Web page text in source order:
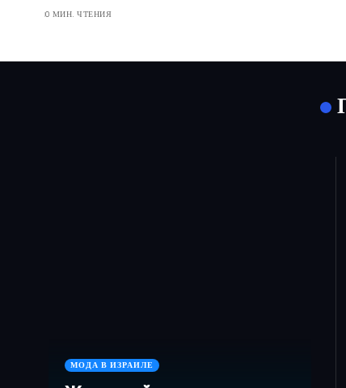
0 МИН. ЧТЕНИЯ
МОДА В ИЗРАИЛЕ